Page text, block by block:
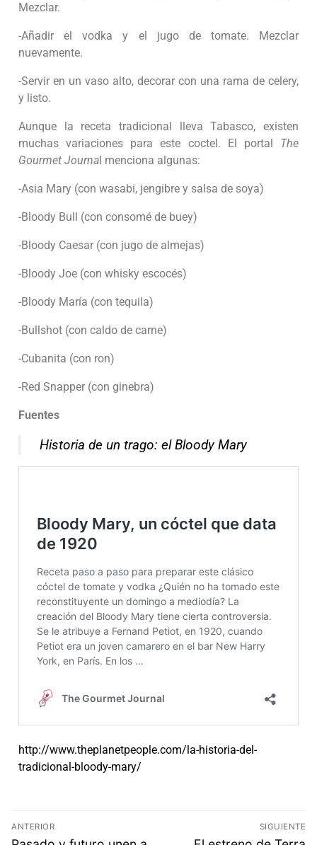
Mezclar.
-Añadir el vodka y el jugo de tomate. Mezclar
nuevamente.
-Servir en un vaso alto, decorar con una rama de celery,
y listo.
Aunque la receta tradicional lleva Tabasco, existen
muchas variaciones para este coctel. El portal The
Gourmet Journa l menciona algunas:
-Asia Mary (con wasabi, jengibre y salsa de soya)
-Bloody Bull (con consomé de buey)
-Bloody Caesar (con jugo de almejas)
-Bloody Joe (con whisky escocés)
-Bloody María (con tequila)
-Bullshot (con caldo de carne)
-Cubanita (con ron)
-Red Snapper (con ginebra)
Fuentes
Historia de un trago: el Bloody Mary
http://www.theplanetpeople.com/la-historia-del-
tradicional-bloody-mary/
ANTERIOR SIGUIENTE